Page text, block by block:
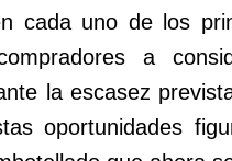
cada uno de los
a
la escasez
oportunidades